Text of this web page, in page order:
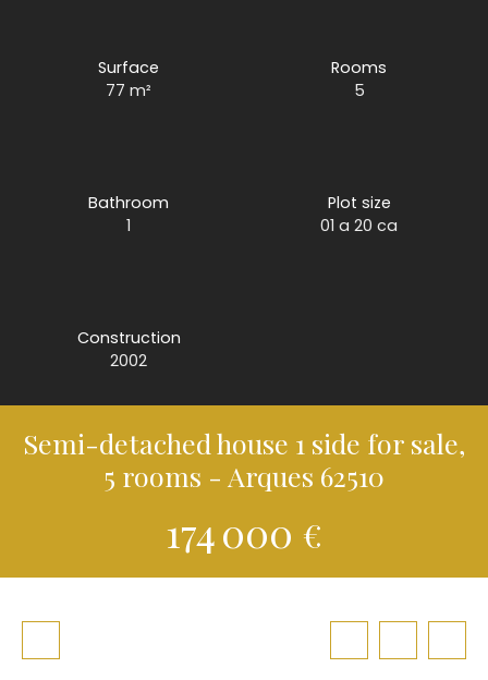
Surface
77m²
Rooms
5
Bathroom
1
Plot size
01 a 20 ca
Construction
2002
Semi-detached house 1 side for sale,
5 rooms - Arques 62510
174 000 €